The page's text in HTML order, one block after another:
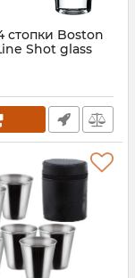
стопки Boston
Shot glass